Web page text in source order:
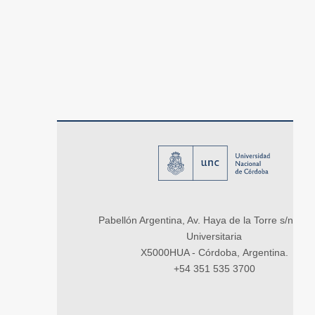
Pabellón Argentina, Av. Haya de la Torre s/n,
Universitaria
X5000HUA - Córdoba, Argentina.
+54 351 535 3700